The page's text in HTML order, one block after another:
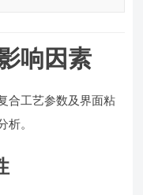
响因素
合工艺参数及界面粘
析。